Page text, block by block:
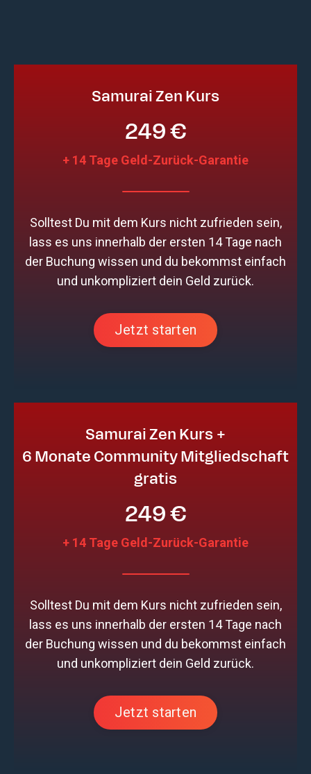
Samurai Zen Kurs
249 €
+ 14 Tage Geld-Zurück-Garantie
Solltest Du mit dem Kurs nicht zufrieden sein,
lass es uns innerhalb der ersten 14 Tage nach
der Buchung wissen und du bekommst einfach
und unkompliziert dein Geld zurück.
Jetzt starten
Samurai Zen Kurs +
6 Monate Community Mitgliedschaft
gratis
249 €
+ 14 Tage Geld-Zurück-Garantie
Solltest Du mit dem Kurs nicht zufrieden sein,
lass es uns innerhalb der ersten 14 Tage nach
der Buchung wissen und du bekommst einfach
und unkompliziert dein Geld zurück.
Jetzt starten